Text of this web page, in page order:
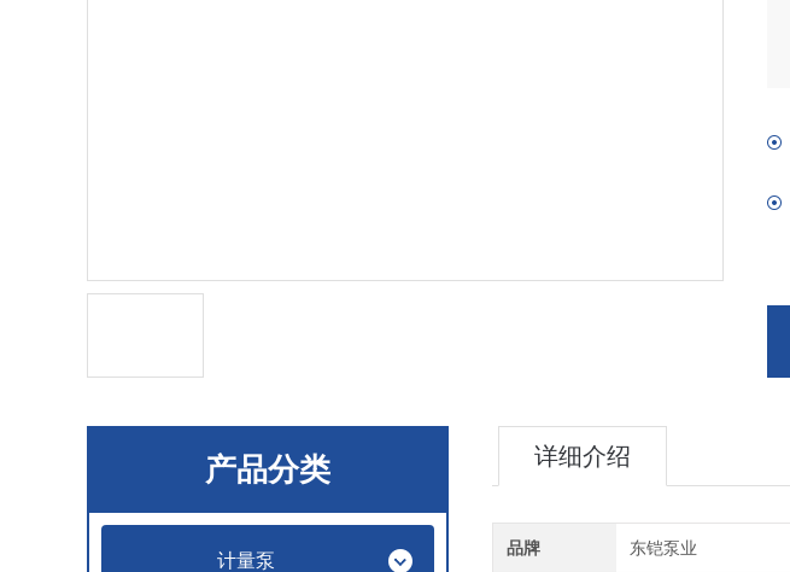
产品分类
计量泵
详细介绍
品牌 东铠泵业